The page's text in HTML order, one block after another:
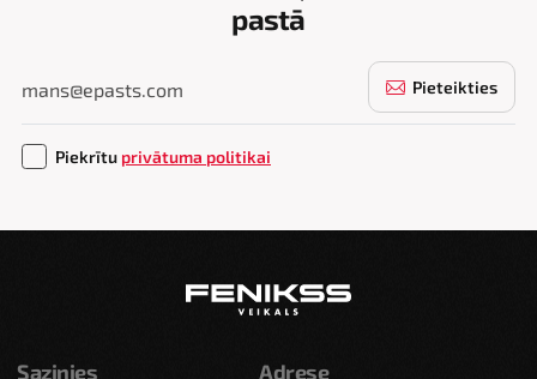
pastā
Pieteikties
Piekrītu privātuma politikai
Sazinies Adrese